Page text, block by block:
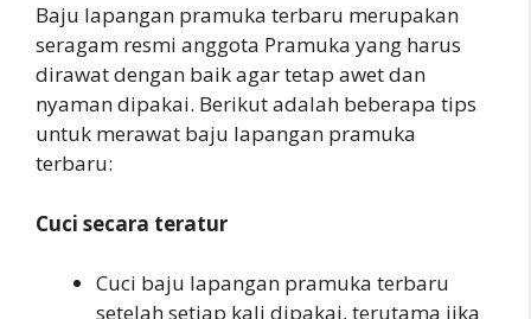
Baju lapangan pramuka terbaru merupakan
seragam resmi anggota Pramuka yang harus
dirawat dengan baik agar tetap awet dan
nyaman dipakai. Berikut adalah beberapa tips
untuk merawat baju lapangan pramuka
terbaru:
Cuci secara teratur
Cuci baju lapangan pramuka terbaru
setelah setiap kali dipakai, terutama jika